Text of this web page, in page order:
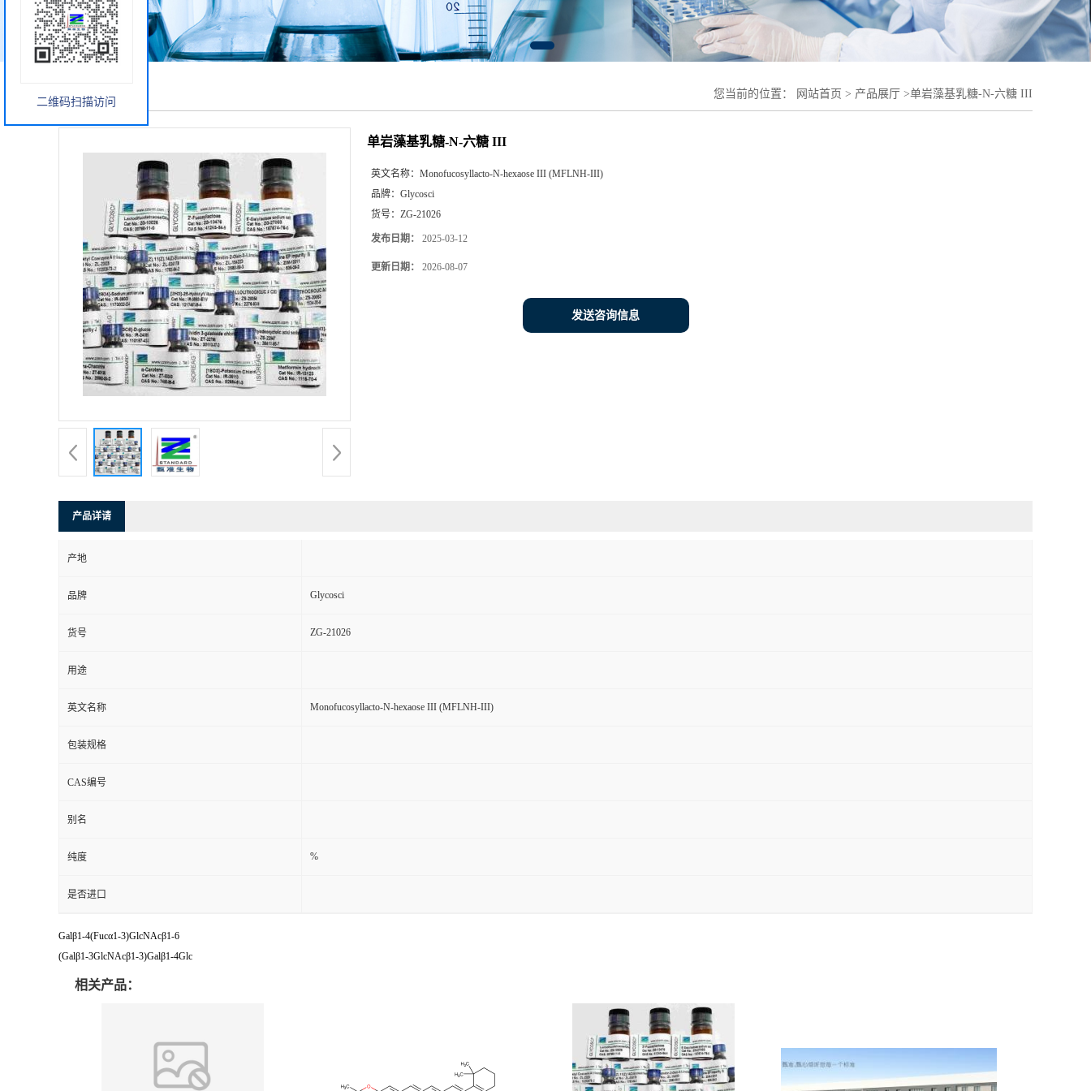
产品展厅 您当前的位置： 网站首页 > 产品展厅 >单岩藻基乳糖-N-六糖 III
单岩藻基乳糖-N-六糖 III
英文名称： Monofucosyllacto-N-hexaose III (MFLNH-III)
品牌： Glycosci
货号： ZG-21026
发布日期： 2025-03-12
更新日期： 2026-08-07
发送咨询信息
产品详请
产地
品牌 Glycosci
货号 ZG-21026
用途
英文名称 Monofucosyllacto-N-hexaose III (MFLNH-III)
包装规格
CAS编号
别名
纯度 %
是否进口
Galβ1-4(Fucα1-3)GlcNAcβ1-6
(Galβ1-3GlcNAcβ1-3)Galβ1-4Glc
相关产品：
二维码扫描访问